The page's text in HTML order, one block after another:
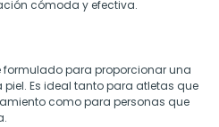
cómoda y efectiva.
formulado para proporcionar una
Es ideal tanto para atletas que
como para personas que